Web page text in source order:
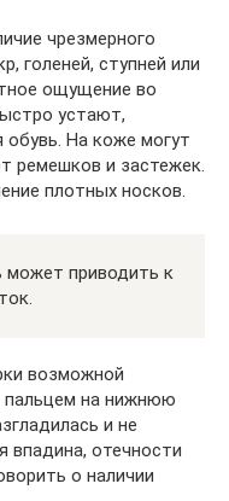
чрезмерного
голеней, ступней или
ощущение во
устают,
На коже могут
ремешков и застежек.
плотных носков.
может приводить к
возможной
пальцем на нижнюю
и не
впадина, отечности
о наличии